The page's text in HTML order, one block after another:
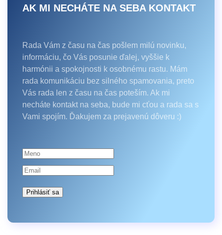
AK MI NECHÁTE NA SEBA KONTAKT
Rada Vám z času na čas pošlem milú novinku,
informáciu, čo Vás posunie ďalej, vyššie k
harmónii a spokojnosti k osobnému rastu. Mám
rada komunikáciu bez silného spamovania, preto
Vás rada len z času na čas poteším. Ak mi
necháte kontakt na seba, bude mi cťou a rada sa s
Vami spojím. Ďakujem za prejavenú dôveru :)
Prihlásiť sa